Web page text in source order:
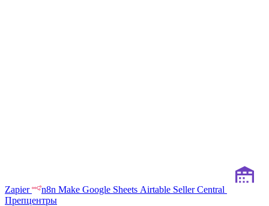
Zapier n8n Make Google Sheets Airtable Seller Central
Препцентры